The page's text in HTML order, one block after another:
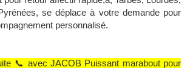
se déplace à votre demande pour
personnalisé.
📞 avec JACOB Puissant marabout pour